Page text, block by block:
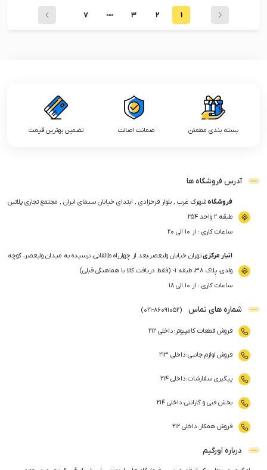
1
2
3
7
بسته بندی مطمئن ضمانت اصالت تضمین بهترین قیمت
آدرس فروشگاه ها
فروشگاهشهرک غرب , بلوار فرحزادی , ابتدای خیابان سیمای ایران , مجتمع تجاری پلاتین
طبقه ۲ واحد ۲۵۴
ساعات کاری : از ۱۰ الی ۲۰
انبار مرکزیتهران خیابان ولیعصر،بعد از چهارراه طالقانی، نرسیده به میدان ولیعصر، کوچه
ولدی، پلاک ۳۸، طبقه ۱- (فقط دریافت کالا با هماهنگی قبلی)
ساعات کاری : از ۱۰ الی ۱۸
شماره های تماس (
021-86091052
)
فروش قطعات کامپیوتر :داخلی ۲۱۲
فروش لوازم جانبی:داخلی ۲۱۳
پیگیری سفارشات:داخلی ۲۱۴
بخش فنی و گارانتی:داخلی ۲۱۴
فروش همکار :داخلی ۲۱۲
درباره اورگیم